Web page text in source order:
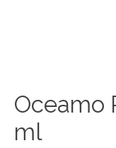
Oceamo
ml